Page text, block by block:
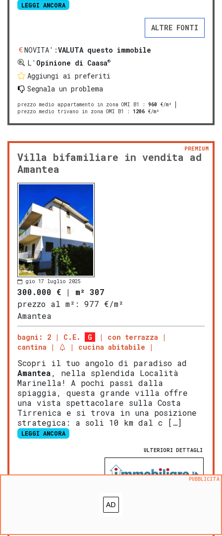
LEGGI ANCORA
ALTRE FONTI
NOVITA':VALUTA questo immobile
L' Opinione di Caasa®
Aggiungi ai preferiti
Segnala un problema
prezzo medio appartamento in zona OMI B1 : 960 €/m²
prezzo medio trivano in zona OMI B1
: 1206 €/m²
Villa bifamiliare in vendita ad
Amantea
PREMIUM
gio 17 luglio 2025
300.000 € | m² 307
prezzo al m²:
977 €/m²
Amantea
bagni: 2 C.E. G
con terrazza
cantina
cucina abitabile
Scopri il tuo angolo di paradiso ad
Amantea, nella splendida Località
Marinella! A pochi passi dalla
spiaggia, questa grande villa offre
una vista spettacolare sulla Costa
Tirrenica e si trova in una posizione
strategica: a soli 10 km dal c […]
LEGGI ANCORA
ULTERIORI DETTAGLI
VALUTA questo immobile
Aggiungi ai preferiti
PUBBLICITÀ